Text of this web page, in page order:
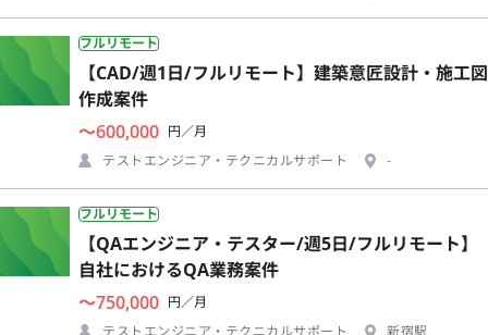
フルリモート
【CAD/週1日/フルリモート】建築意匠設計・施工図
作成案件
〜600,000 円／月
テストエンジニア・テクニカルサポート
-
フルリモート
【QAエンジニア・テスター/週5日/フルリモート】
自社におけるQA業務案件
〜750,000 円／月
テストエンジニア・テクニカルサポート
新宿駅